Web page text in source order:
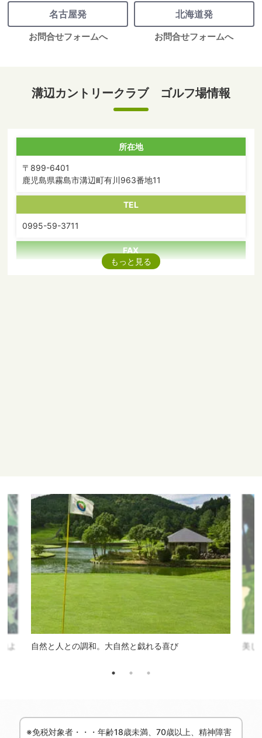
名古屋発
お問合せフォームへ
北海道発
お問合せフォームへ
溝辺カントリークラブ ゴルフ場情報
所在地
〒899-6401
鹿児島県霧島市溝辺町有川963番地11
TEL
0995-59-3711
FAX
カート付セルフプレー／キャディ付カートプレー
もっと見る
よ 自然と人との調和。大自然と戯れる喜び 美し
※免税対象者・・・年齢18歳未満、70歳以上、精神障害